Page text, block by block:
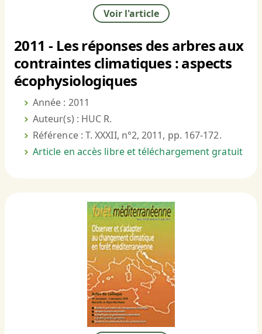
Voir l'article
2011 - Les réponses des arbres aux
contraintes climatiques : aspects
écophysiologiques
Année : 2011
Auteur(s) : HUC R.
Référence : T. XXXII, n°2, 2011, pp. 167-172.
Article en accès libre et téléchargement gratuit